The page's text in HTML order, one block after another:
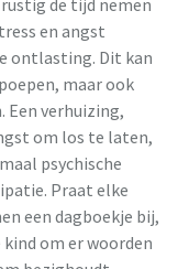
en angst
ontlasting. Dit kan
maar ook
Een verhuizing,
om los te laten,
psychische
Praat elke
een dagboekje bij,
om er woorden